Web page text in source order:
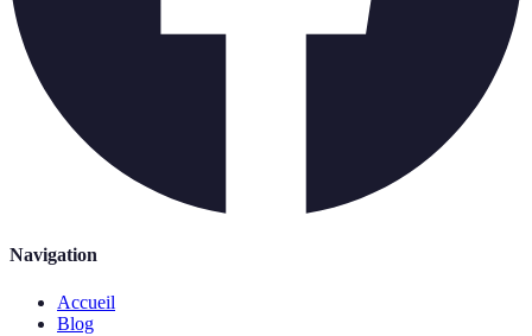
Navigation
Accueil
Blog